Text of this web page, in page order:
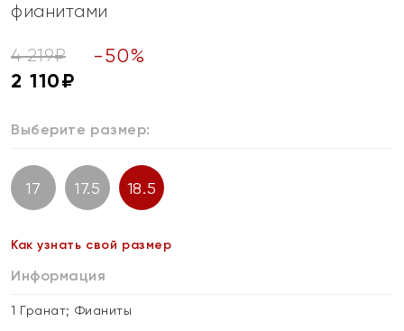
фианитами
4 219₽ -50%
2 110₽
Выберите размер:
17 17.5 18.5
Как узнать свой размер
Информация
1 Гранат; Фианиты